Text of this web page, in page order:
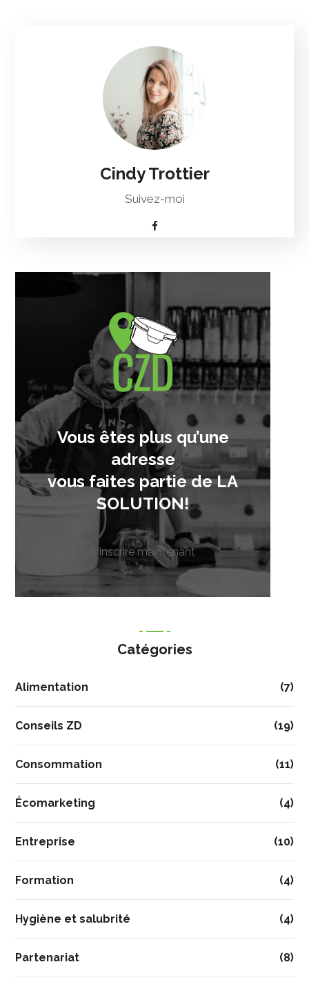
Cindy Trottier
Suivez-moi
Vous êtes plus qu’une
adresse
vous faites partie de LA
SOLUTION!
S'inscrire maintenant
Catégories
Alimentation (7)
Conseils ZD (19)
Consommation (11)
Écomarketing (4)
Entreprise (10)
Formation (4)
Hygiène et salubrité (4)
Partenariat (8)